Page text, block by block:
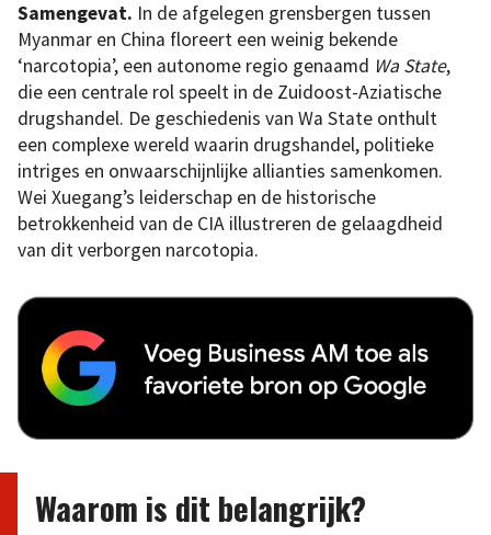
Samengevat. In de afgelegen grensbergen tussen
Myanmar en China floreert een weinig bekende
‘narcotopia’, een autonome regio genaamd Wa State,
die een centrale rol speelt in de Zuidoost-Aziatische
drugshandel. De geschiedenis van Wa State onthult
een complexe wereld waarin drugshandel, politieke
intriges en onwaarschijnlijke allianties samenkomen.
Wei Xuegang’s leiderschap en de historische
betrokkenheid van de CIA illustreren de gelaagdheid
van dit verborgen narcotopia.
Waarom is dit belangrijk?